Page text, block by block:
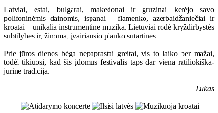
Latviai, estai, bulgarai, makedonai ir gruzinai kerėjo savo
polifoninėmis dainomis, ispanai – flamenko, azerbaidžaniečiai ir
kroatai – unikalia instrumentine muzika. Lietuviai rodė kryždirbystės
subtilybes ir, žinoma, įvairiausio plauko sutartines.
Prie jūros dienos bėga nepaprastai greitai, vis to laiko per mažai,
todėl tikiuosi, kad šis įdomus festivalis taps dar viena ratiliokiška-
jūrine tradicija.
Lukas